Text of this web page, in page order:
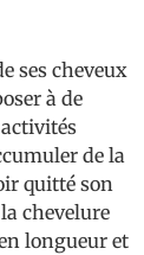
ses cheveux
à de
de la
quitté son
chevelure
longueur et